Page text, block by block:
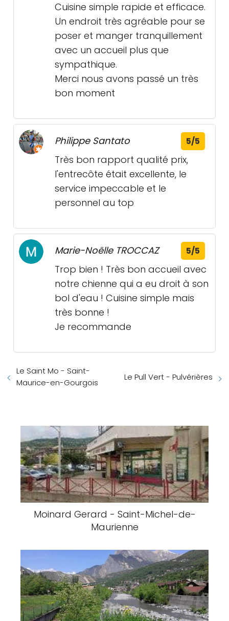
Cuisine simple rapide et efficace.
Un endroit très agréable pour se
poser et manger tranquillement
avec un accueil plus que
sympathique.
Merci nous avons passé un très
bon moment
Philippe Santato 5/5
Très bon rapport qualité prix,
l'entrecôte était excellente, le
service impeccable et le
personnel au top
Marie-Noëlle TROCCAZ 5/5
Trop bien ! Très bon accueil avec
notre chienne qui a eu droit à son
bol d'eau ! Cuisine simple mais
très bonne !
Je recommande
Le Saint Mo - Saint-
Maurice-en-Gourgois
Le Pull Vert - Pulvérières
Moinard Gerard - Saint-Michel-de-
Maurienne